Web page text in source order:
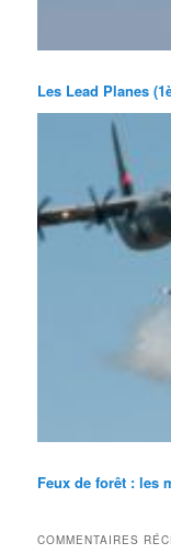
Les Lead Planes
Feux de forêt : les
COMMENTAIRES